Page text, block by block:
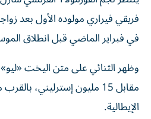
في فبراير الماضي قبل انطلاق
وظهر الثنائي على متن اليخت
مقابل 15 مليون إسترليني،
الإيطالية.